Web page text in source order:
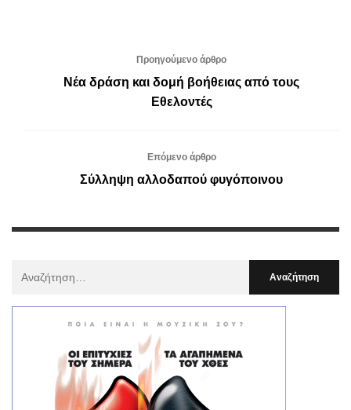
Προηγούμενο άρθρο
Νέα δράση και δομή βοήθειας από τους
Εθελοντές
Επόμενο άρθρο
Σύλληψη αλλοδαπού φυγόποινου
: